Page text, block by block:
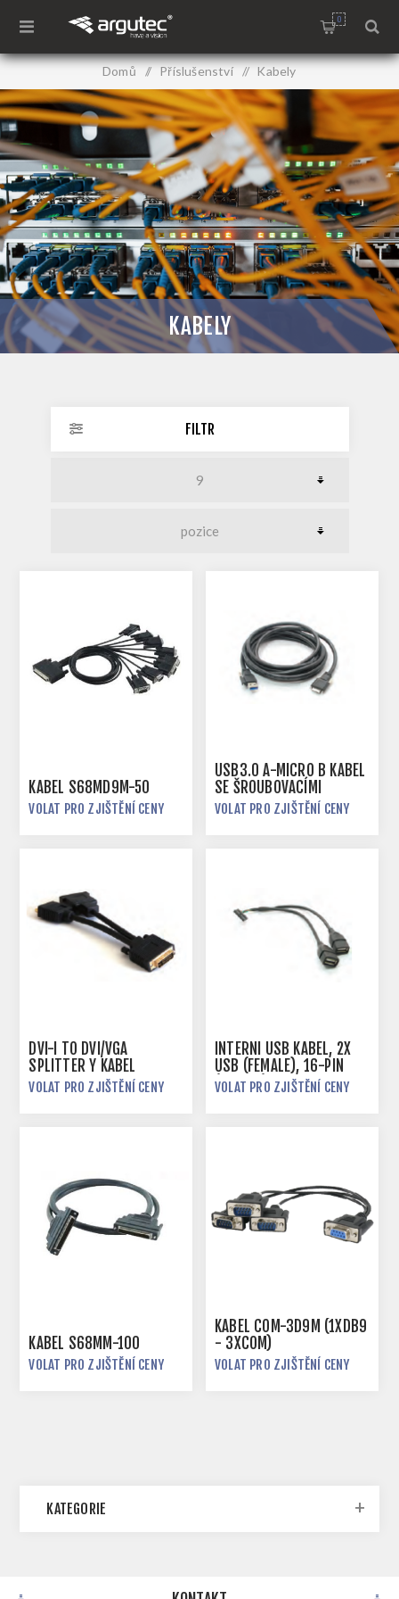
0
Domů / Příslušenství / Kabely
KABELY
FILTR
KABEL S68MD9M-50
VOLAT PRO ZJIŠTĚNÍ CENY
USB3.0 A-MICRO B KABEL
SE ŠROUBOVACÍMI
KONEKTORY, 3M
VOLAT PRO ZJIŠTĚNÍ CENY
DVI-I TO DVI/VGA
SPLITTER Y KABEL
VOLAT PRO ZJIŠTĚNÍ CENY
INTERNÍ USB KABEL, 2X
USB (FEMALE), 16-PIN
(FEMALE), 20 CM
VOLAT PRO ZJIŠTĚNÍ CENY
KABEL S68MM-100
VOLAT PRO ZJIŠTĚNÍ CENY
KABEL COM-3D9M (1XDB9
- 3XCOM)
VOLAT PRO ZJIŠTĚNÍ CENY
KATEGORIE